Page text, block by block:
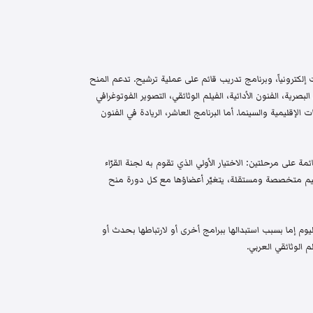
وبرنامج تدريب قائم على عملية ترشيح. تدعم المنح
الفنون الأدائية، الفيلم الوثائقي، التصوير الفوتوغرافي
والسينما. أما البرنامج العاشر، الريادة في الفنون
قائمة على مرحلتين: الاختيار الأولي الذي تقوم به لجنة القرّاء
متخصصة ومستقلة، يتغيّر أعضاؤها مع كل دورة منح
إما بسبب استبدالها ببرامج أخرى أو لارتباطها بحدث أو
الوثائقي العربي.